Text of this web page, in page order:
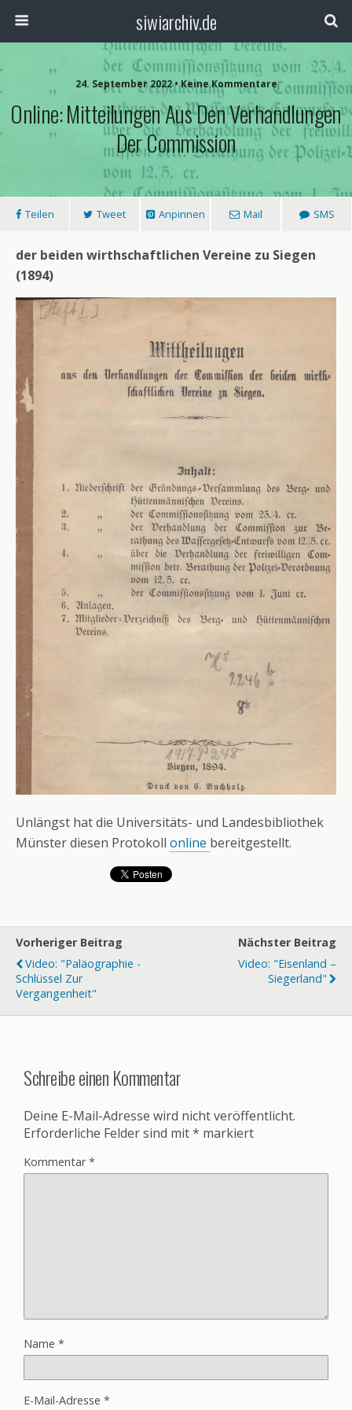
siwiarchiv.de
24. September 2022 • Keine Kommentare
Online: Mitteilungen Aus Den Verhandlungen
Der Commission
Teilen Tweet Anpinnen Mail SMS
der beiden wirthschaftlichen Vereine zu Siegen
(1894)
Unlängst hat die Universitäts- und Landesbibliothek
Münster diesen Protokoll online bereitgestellt.
Vorheriger Beitrag
Video: "Paläographie -
Schlüssel Zur
Vergangenheit"
Nächster Beitrag
Video: "Eisenland –
Siegerland"
Schreibe einen Kommentar
Deine E-Mail-Adresse wird nicht veröffentlicht.
Erforderliche Felder sind mit* markiert
Kommentar*
Name *
E-Mail-Adresse *